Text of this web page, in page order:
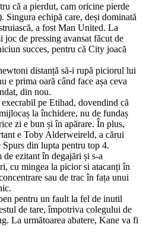
că a pierdut, cam oricine pierde
Singura echipă care, deși dominată
a fost Man United. La
joc de pressing avansat făcut de
succes, pentru că City joacă
distanță să-i rupă piciorul lui
e prima oară când face așa ceva
din nou.
pe Etihad, dovendind că
la închidere, nu de fundaș
zi e bun și în apărare. În plus,
e Toby Alderweireld, a cărui
Spurs din lupta pentru top 4.
ezitant în degajări și s-a
cu mingea la picior si atacanți în
sau de trac în fața unui
pentru un fault la fel de inutil
de tare, împotriva colegului de
La următoarea abatere, Kane va fi